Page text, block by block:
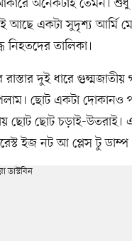
অনেকটাই তেমন। শুধু
একটা সুদৃশ্য আর্মি
তালিকা।
দুই ধারে
ছোট একটা
ছোট ছোট চড়াই-
ইজ নট আ প্লেস টু ডাম্প